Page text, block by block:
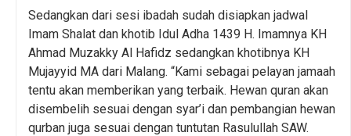
Sedangkan dari sesi ibadah sudah disiapkan jadwal
Imam Shalat dan khotib Idul Adha 1439 H. Imamnya KH
Ahmad Muzakky Al Hafidz sedangkan khotibnya KH
Mujayyid MA dari Malang. “Kami sebagai pelayan jamaah
tentu akan memberikan yang terbaik. Hewan quran akan
disembelih sesuai dengan syar’i dan pembangian hewan
qurban juga sesuai dengan tuntutan Rasulullah SAW.